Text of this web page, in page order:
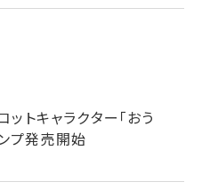
トキャラクター「おう
プ発売開始